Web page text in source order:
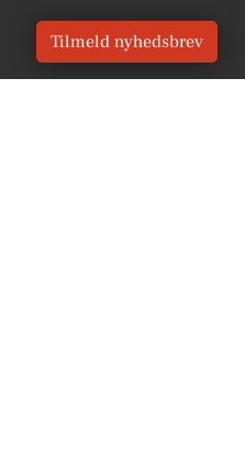
Tilmeld nyhedsbrev